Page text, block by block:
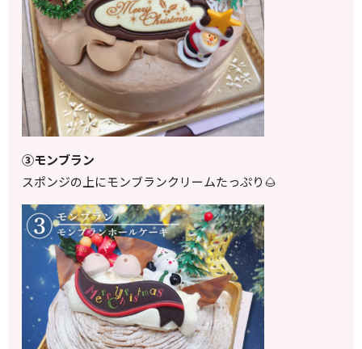
③モンブラン
スポンジの上にモンブランクリームたっぷり🌰